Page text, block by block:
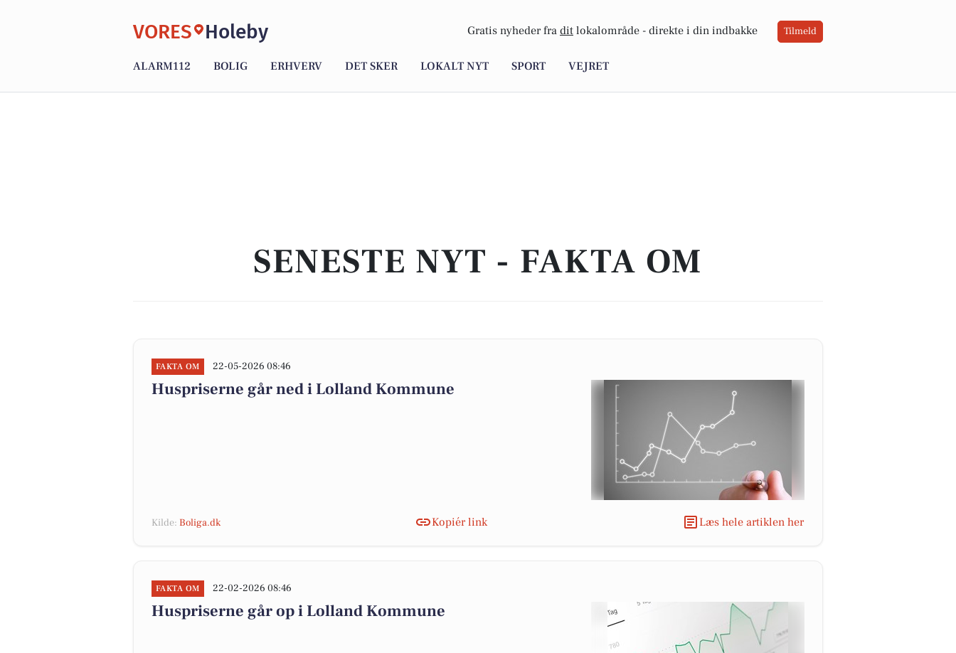
VORES Holeby Gratis nyheder fra dit lokalområde - direkte i din indbakke Tilmeld
ALARM112 BOLIG ERHVERV DET SKER LOKALT NYT SPORT VEJRET
SENESTE NYT - FAKTA OM
FAKTA OM 22-05-2026 08:46
Huspriserne går ned i Lolland Kommune
Kilde: Boliga.dk Kopiér link Læs hele artiklen her
FAKTA OM 22-02-2026 08:46
Huspriserne går op i Lolland Kommune